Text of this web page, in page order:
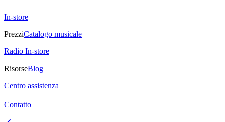
In-store
PrezziCatalogo musicale
Radio In-store
RisorseBlog
Centro assistenza
Contatto